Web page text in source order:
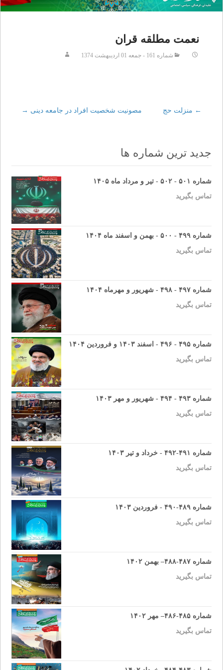
نعمت مطلقه قران
شماره 161 - جمعه 01 ارديبهشت 1374
Post
navigation
← منزلت حج مصونيت شخصيت افراد در جامعه دينى →
جدید ترین شماره ها
شماره ۵۰۱ - ۵۰۲ - تیر و مرداد ماه ۱۴۰۵
تماس بگیرید
شماره ۴۹۹ - ۵۰۰ - بهمن و اسفند ماه ۱۴۰۴
تماس بگیرید
شماره ۴۹۷ - ۴۹۸ - شهریور و مهرماه ۱۴۰۴
تماس بگیرید
شماره ۴۹۵ - ۴۹۶ - اسفند ۱۴۰۳ و فروردین ۱۴۰۴
تماس بگیرید
شماره ۴۹۳ - ۴۹۴ - شهریور و مهر ۱۴۰۳
تماس بگیرید
شماره ۴۹۱-۴۹۲ - خرداد و تیر ۱۴۰۳
تماس بگیرید
شماره ۴۸۹-۴۹۰ - فروردین ۱۴۰۳
تماس بگیرید
شماره ۴۸۷-۴۸۸– بهمن ۱۴۰۲
تماس بگیرید
شماره ۴۸۵-۴۸۶– مهر ۱۴۰۲
تماس بگیرید